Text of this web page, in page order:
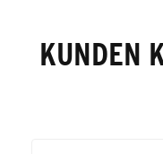
KUNDEN